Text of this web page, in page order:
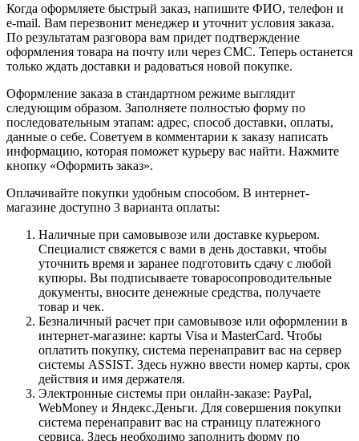
Когда оформляете быстрый заказ, напишите ФИО, телефон и
e-mail. Вам перезвонит менеджер и уточнит условия заказа.
По результатам разговора вам придет подтверждение
оформления товара на почту или через СМС. Теперь останется
только ждать доставки и радоваться новой покупке.
Оформление заказа в стандартном режиме выглядит
следующим образом. Заполняете полностью форму по
последовательным этапам: адрес, способ доставки, оплаты,
данные о себе. Советуем в комментарии к заказу написать
информацию, которая поможет курьеру вас найти. Нажмите
кнопку «Оформить заказ».
Оплачивайте покупки удобным способом. В интернет-
магазине доступно 3 варианта оплаты:
Наличные при самовывозе или доставке курьером.
Специалист свяжется с вами в день доставки, чтобы
уточнить время и заранее подготовить сдачу с любой
купюры. Вы подписываете товаросопроводительные
документы, вносите денежные средства, получаете
товар и чек.
Безналичный расчет при самовывозе или оформлении в
интернет-магазине: карты Visa и MasterCard. Чтобы
оплатить покупку, система перенаправит вас на сервер
системы ASSIST. Здесь нужно ввести номер карты, срок
действия и имя держателя.
Электронные системы при онлайн-заказе: PayPal,
WebMoney и Яндекс.Деньги. Для совершения покупки
система перенаправит вас на страницу платежного
сервиса. Здесь необходимо заполнить форму по